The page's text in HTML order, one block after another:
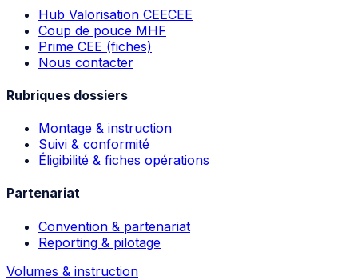
Hub Valorisation CEECEE
Coup de pouce MHF
Prime CEE (fiches)
Nous contacter
Rubriques dossiers
Montage & instruction
Suivi & conformité
Éligibilité & fiches opérations
Partenariat
Convention & partenariat
Reporting & pilotage
Volumes & instruction